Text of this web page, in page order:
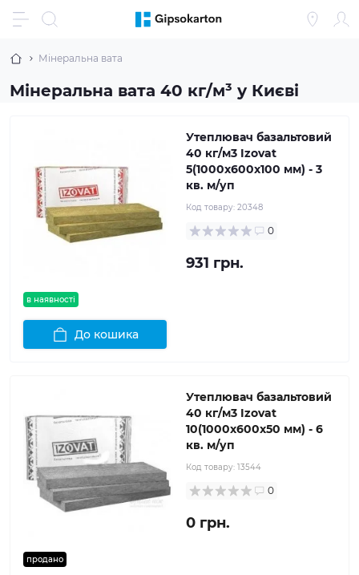
Мінеральна вата
Мінеральна вата 40 кг/м³ у Києві
в наявності
Утеплювач базальтовий
40 кг/м3 Izovat
5(1000x600x100 мм) - 3
кв. м/уп
Код товару: 20348
0
931 грн.
До кошика
продано
Утеплювач базальтовий
40 кг/м3 Izovat
10(1000x600x50 мм) - 6
кв. м/уп
Код товару: 13544
0
0 грн.